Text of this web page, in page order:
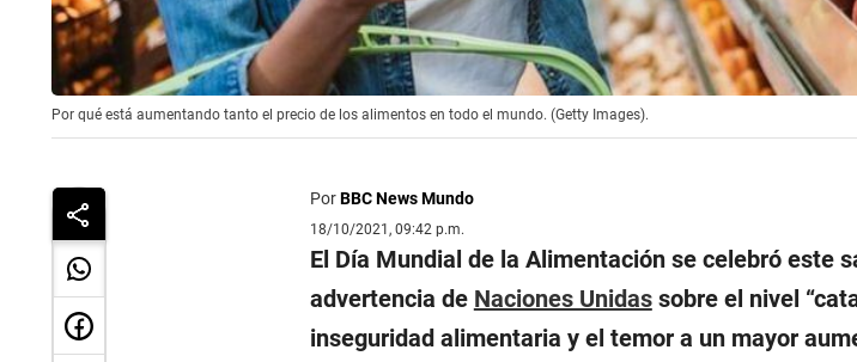
Por qué está aumentando tanto el precio de los alimentos en todo el mundo. (Getty Images).
PorBBC News Mundo
18/10/2021, 09:42 p.m.
El Día Mundial de la Alimentación se celebró este
advertencia de Naciones Unidassobre el nivel
inseguridad alimentaria y el temor a un mayor